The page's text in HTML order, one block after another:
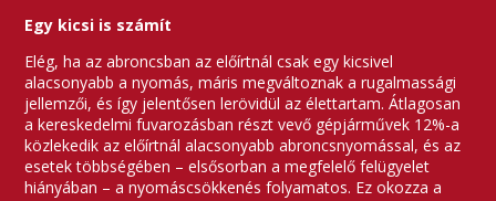
Egy kicsi is számít
Elég, ha az abroncsban az előírtnál csak egy kicsivel
alacsonyabb a nyomás, máris megváltoznak a rugalmassági
jellemzői, és így jelentősen lerövidül az élettartam. Átlagosan
a kereskedelmi fuvarozásban részt vevő gépjárművek 12%-a
közlekedik az előírtnál alacsonyabb abroncsnyomással, és az
esetek többségében – elsősorban a megfelelő felügyelet
hiányában – a nyomáscsökkenés folyamatos. Ez okozza a